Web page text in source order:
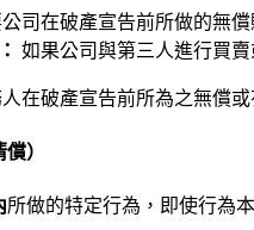
公司在破產宣告前所做的無
如果公司與第三人進行買
人在破產宣告前所為之無償
）
所做的特定行為，即使行為